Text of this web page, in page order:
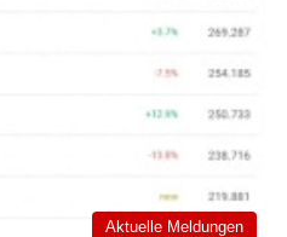
Aktuelle Meldungen